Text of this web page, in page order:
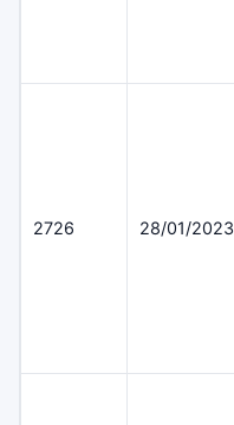
2726 28/01/2023